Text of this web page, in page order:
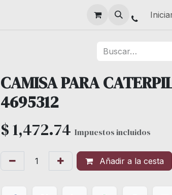
CAMISA PARA
4695312
$1,472.74 Impuestos incluidos
Añadir a la cesta